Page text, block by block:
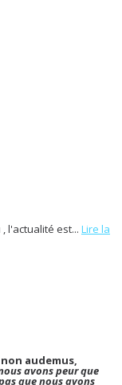
l'actualité est... Lire la
audemus,
avons peur que
que nous avons